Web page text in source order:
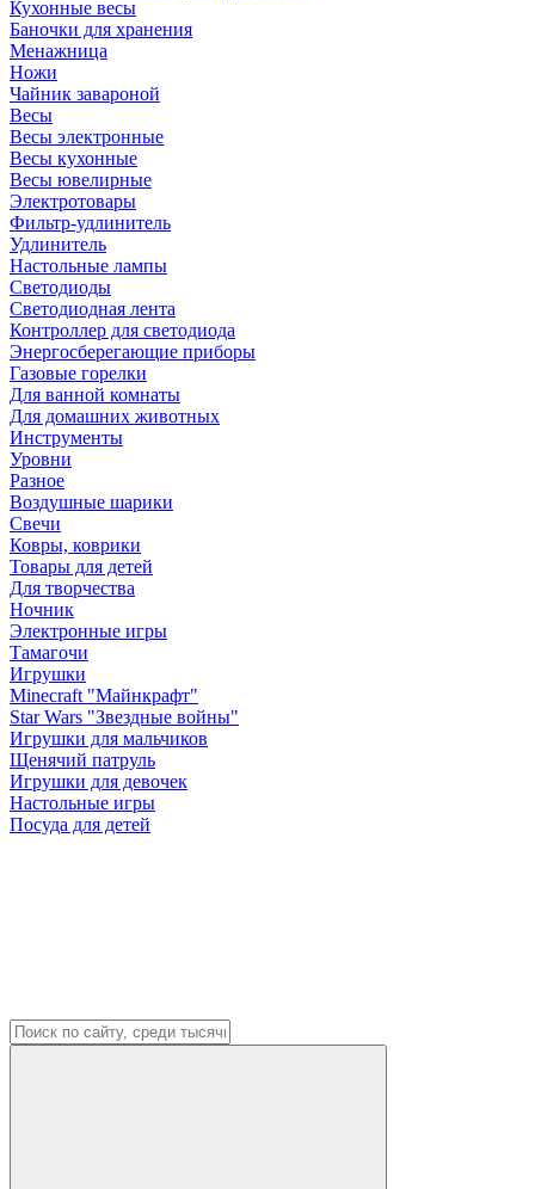
Кухонные весы
Баночки для хранения
Менажница
Ножи
Чайник завароной
Весы
Весы электронные
Весы кухонные
Весы ювелирные
Электротовары
Фильтр-удлинитель
Удлинитель
Настольные лампы
Светодиоды
Светодиодная лента
Контроллер для светодиода
Энергосберегающие приборы
Газовые горелки
Для ванной комнаты
Для домашних животных
Инструменты
Уровни
Разное
Воздушные шарики
Свечи
Ковры, коврики
Товары для детей
Для творчества
Ночник
Электронные игры
Тамагочи
Игрушки
Minecraft "Майнкрафт"
Star Wars "Звездные войны"
Игрушки для мальчиков
Щенячий патруль
Игрушки для девочек
Настольные игры
Посуда для детей